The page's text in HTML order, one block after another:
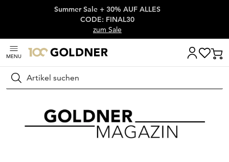
Überspringe Navigation, direkt zum Content
Summer Sale + 30% AUF ALLES
CODE: FINAL30
zum Sale
MENU
Suchen